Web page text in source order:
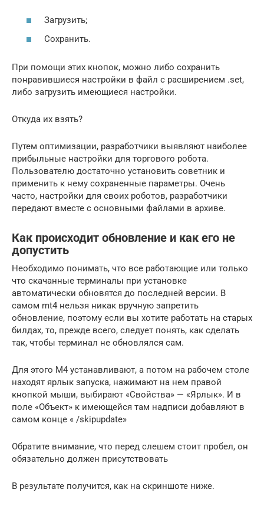
Загрузить;
Сохранить.
При помощи этих кнопок, можно либо сохранить
понравившиеся настройки в файл с расширением .set,
либо загрузить имеющиеся настройки.
Откуда их взять?
Путем оптимизации, разработчики выявляют наиболее
прибыльные настройки для торгового робота.
Пользователю достаточно установить советник и
применить к нему сохраненные параметры. Очень
часто, настройки для своих роботов, разработчики
передают вместе с основными файлами в архиве.
Как происходит обновление и как его не
допустить
Необходимо понимать, что все работающие или только
что скачанные терминалы при установке
автоматически обновятся до последней версии. В
самом mt4 нельзя никак вручную запретить
обновление, поэтому если вы хотите работать на старых
билдах, то, прежде всего, следует понять, как сделать
так, чтобы терминал не обновлялся сам.
Для этого M4 устанавливают, а потом на рабочем столе
находят ярлык запуска, нажимают на нем правой
кнопкой мыши, выбирают «Свойства» — «Ярлык». И в
поле «Объект» к имеющейся там надписи добавляют в
самом конце « /skipupdate»
Обратите внимание, что перед слешем стоит пробел, он
обязательно должен присутствовать
В результате получится, как на скриншоте ниже.